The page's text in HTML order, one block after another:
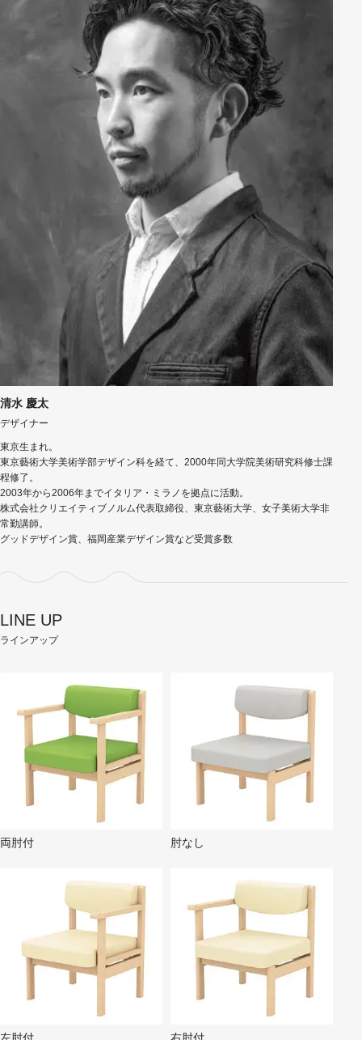
清水 慶太
デザイナー
東京生まれ。
東京藝術大学美術学部デザイン科を経て、2000年同大学院美術研究科修士課
程修了。
2003年から2006年までイタリア・ミラノを拠点に活動。
株式会社クリエイティブノルム代表取締役、東京藝術大学、女子美術大学非
常勤講師。
グッドデザイン賞、福岡産業デザイン賞など受賞多数
LINE UP
ラインアップ
両肘付 肘なし
左肘付 右肘付